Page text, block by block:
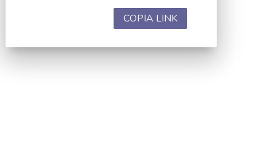
COPIA LINK